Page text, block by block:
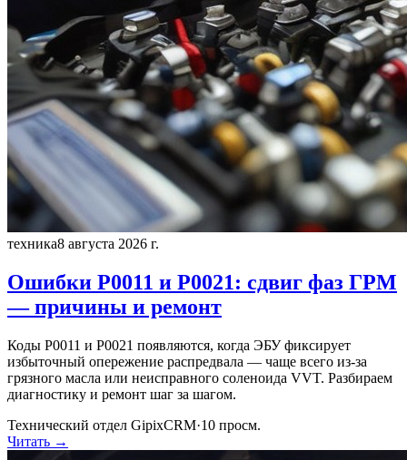
техника8 августа 2026 г.
Ошибки P0011 и P0021: сдвиг фаз ГРМ
— причины и ремонт
Коды P0011 и P0021 появляются, когда ЭБУ фиксирует
избыточный опережение распредвала — чаще всего из-за
грязного масла или неисправного соленоида VVT. Разбираем
диагностику и ремонт шаг за шагом.
Технический отдел GipixCRM·10 просм.
Читать →